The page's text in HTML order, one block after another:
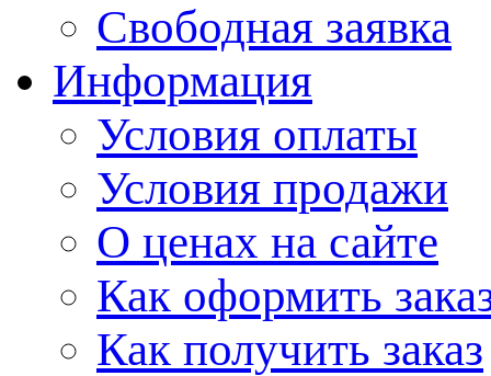
Свободная заявка
Информация
Условия оплаты
Условия продажи
О ценах на сайте
Как оформить
Как получить заказ